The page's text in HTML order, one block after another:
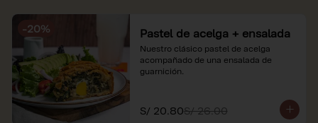
-20% Pastel de acelga + ensalada
Nuestro clásico pastel de acelga
acompañado de una ensalada de
guarnición.
S/ 20.80S/ 26.00